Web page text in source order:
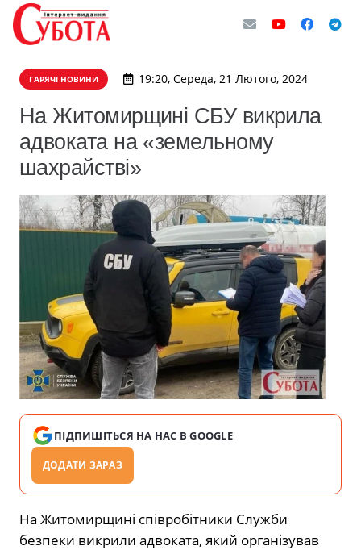
ГАРЯЧІ НОВИНИ 19:20, Середа, 21 Лютого, 2024
На Житомирщині СБУ викрила
адвоката на «земельному
шахрайстві»
ПІДПИШІТЬСЯ НА НАС В GOOGLE
ДОДАТИ ЗАРАЗ
На Житомирщині співробітники Служби
безпеки викрили адвоката, який організував